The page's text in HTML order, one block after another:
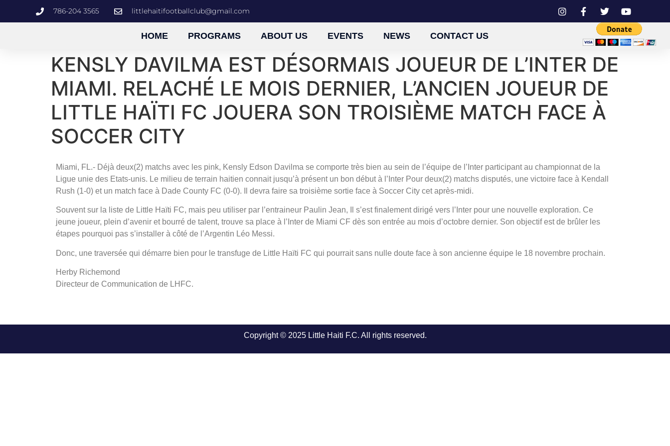
786-204 3565 littlehaitifootballclub@gmail.com
HOME PROGRAMS ABOUT US EVENTS NEWS CONTACT US
KENSLY DAVILMA EST DÉSORMAIS JOUEUR DE L’INTER DE
MIAMI. RELACHÉ LE MOIS DERNIER, L’ANCIEN JOUEUR DE
LITTLE HAÏTI FC JOUERA SON TROISIÈME MATCH FACE À
SOCCER CITY
Miami, FL.- Déjà deux(2) matchs avec les pink, Kensly Edson Davilma se comporte très bien au sein de l’équipe de l’Inter participant au championnat de la
Ligue unie des Etats-unis. Le milieu de terrain haitien connait jusqu’à présent un bon début à l’Inter Pour deux(2) matchs disputés, une victoire face à Kendall
Rush (1-0) et un match face à Dade County FC (0-0). Il devra faire sa troisième sortie face à Soccer City cet après-midi.
Souvent sur la liste de Little Haïti FC, mais peu utiliser par l’entraineur Paulin Jean, Il s’est finalement dirigé vers l’Inter pour une nouvelle exploration. Ce
jeune joueur, plein d’avenir et bourré de talent, trouve sa place à l’Inter de Miami CF dès son entrée au mois d’octobre dernier. Son objectif est de brûler les
étapes pourquoi pas s’installer à côté de l’Argentin Léo Messi.
Donc, une traversée qui démarre bien pour le transfuge de Little Haïti FC qui pourrait sans nulle doute face à son ancienne équipe le 18 novembre prochain.
Herby Richemond
Directeur de Communication de LHFC.
Copyright © 2025 Little Haiti F.C. All rights reserved.